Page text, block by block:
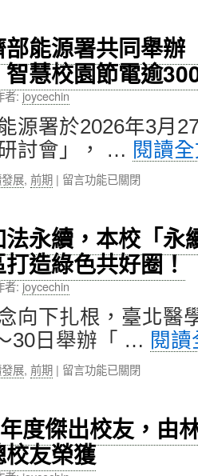
中
淨
零
醫
療
再
下
一
城〉
大
青
年
志
工
閃
耀
青
志
獎：
啟
蒙、
杏
青
康
輔
共
獲
項
肯
定〉
中
能源署共同舉辦
慧校園節電逾
者: joycechin
源署於2026年3月
討會」， … 閱讀
展, 前期 | 在
大
與
經
濟
部
能
源
署
共
同
「115
年
節
能
留言功能已關閉
永續，本校「永
造綠色共好圈！
者: joycechin
向下扎根，臺北醫
30日舉辦「 … 閱
展, 前期 | 在
生
活、
加
法
留言功能已關閉
度傑出校友，由
友榮獲